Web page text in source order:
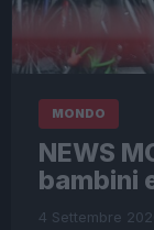
MONDO
NEWS
bambini
4 Settembre